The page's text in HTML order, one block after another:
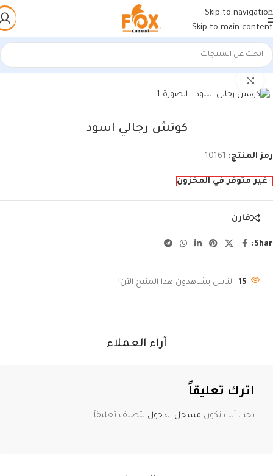
Skip to navigation
Skip to main content
الرئيسية/أحذية رجالي/كوتشي رجالي
كوتش رجالي اسود
رمز المنتج: 10161
غير متوفر في المخزون
قارن
15 الناس يشاهدون هذا المنتج الآن!
آراء العملاء
اترك تعليقاً
يجب أنت تكون مسجل الدخول لتضيف تعليقاً.